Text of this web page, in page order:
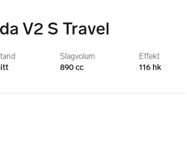
V2 S Travel
Slagvolum
890 cc
Effekt
116 hk